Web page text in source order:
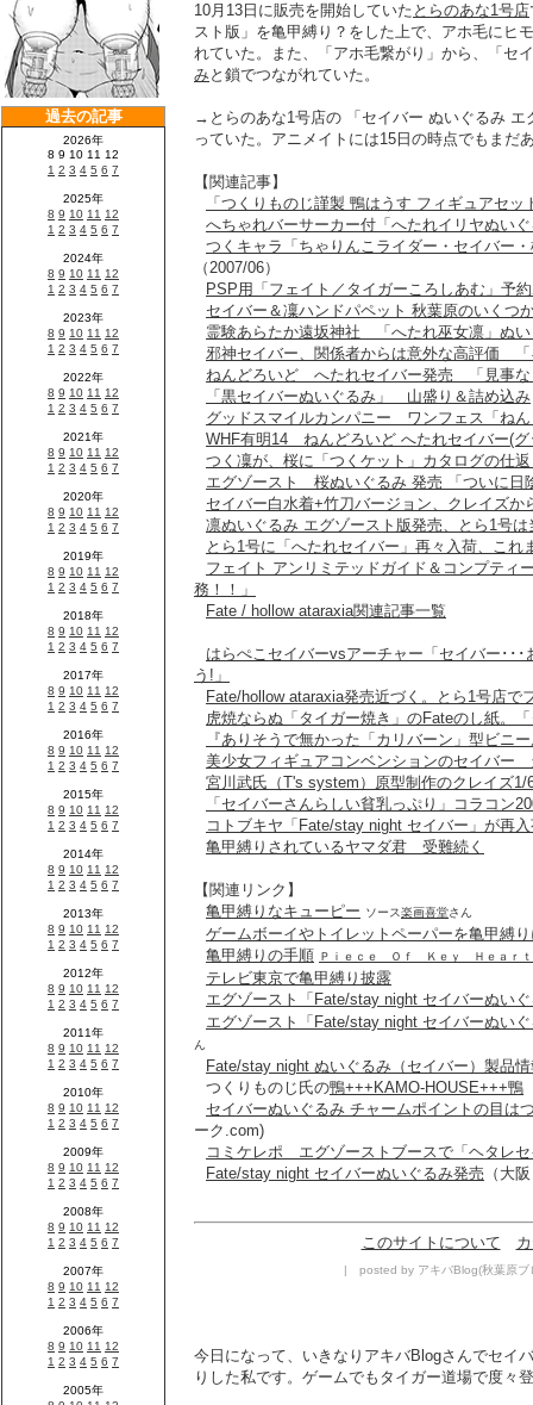
10月13日に販売を開始していた とらのあな1号店
スト版」を亀甲縛り？をした上で、アホ毛にヒ
れていた。また、「アホ毛繋がり」から、「セ
みと鎖でつながれていた。
→とらのあな1号店の 「セイバー ぬいぐるみ エ
っていた。アニメイトには15日の時点でもまだ
【関連記事】
「つくりものじ謹製 鴨はうす フィギュアセ
へちゃれバーサーカー付「へたれイリヤぬい
つくキャラ「ちゃりんこライダー・セイバー
（2007/06）
PSP用「フェイト／タイガーころしあむ」予
セイバー＆凜ハンドパペット 秋葉原のいくつ
霊験あらたか遠坂神社 「へたれ巫女凛」ぬ
邪神セイバー、関係者からは意外な高評価
ねんどろいど へたれセイバー発売 「見事な
「黒セイバーぬいぐるみ」 山盛り＆詰め込み
グッドスマイルカンパニー ワンフェス「ね
WHF有明14 ねんどろいど へたれセイバー(グ
つく凜が、桜に「つくケット」カタログの仕
エグゾースト 桜ぬいぐるみ 発売 「ついに日
セイバー白水着+竹刀バージョン、クレイズか
凛ぬいぐるみ エグゾースト版発売、とら1号は
とら1号に「へたれセイバー」再々入荷、これ
フェイト アンリミテッドガイド＆コンプテ
務！！」
Fate / hollow ataraxia関連記事一覧
はらぺこセイバーvsアーチャー「セイバー･･
う!」
Fate/hollow ataraxia発売近づく。とら1号店で
虎焼ならぬ「タイガー焼き」のFateのし紙。
『ありそうで無かった「カリバーン」型ビニ
美少女フィギュアコンベンションのセイバー
宮川武氏（T's system）原型制作のクレイズ
「セイバーさんらしい貧乳っぷり」コラコン
コトブキヤ「Fate/stay night セイバー」が再
亀甲縛りされているヤマダ君 受難続く
【関連リンク】
亀甲縛りなキューピー ソース楽画喜堂さん
ゲームボーイやトイレットペーパーを亀甲縛
亀甲縛りの手順 Ｐｉｅｃｅ Ｏｆ Ｋｅｙ Ｈｅａｒｔ
テレビ東京で亀甲縛り披露
エグゾースト「Fate/stay night セイバーぬい
エグゾースト「Fate/stay night セイバーぬい
ん
Fate/stay night ぬいぐるみ（セイバー）製品
つくりものじ氏の鴨+++KAMO-HOUSE+++鴨
セイバーぬいぐるみ チャームポイントの目は
ーク.com)
コミケレポ エグゾーストブースで「ヘタレ
Fate/stay night セイバーぬいぐるみ発売 （大
このサイトについて
| posted by アキバBlog(秋葉原ブ
今日になって、いきなりアキバBlogさんでセイ
りした私です。ゲームでもタイガー道場で度々